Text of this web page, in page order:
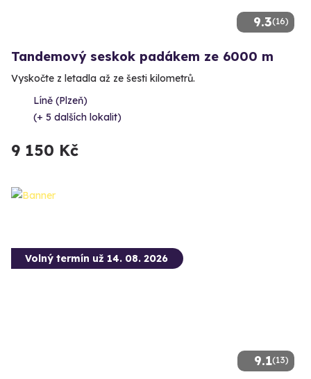
9.3(16)
Tandemový seskok padákem ze 6000 m
Vyskočte z letadla až ze šesti kilometrů.
Líně (Plzeň)
(+ 5 dalších lokalit)
9 150 Kč
9.1(13)
Volný termín už 14. 08. 2026